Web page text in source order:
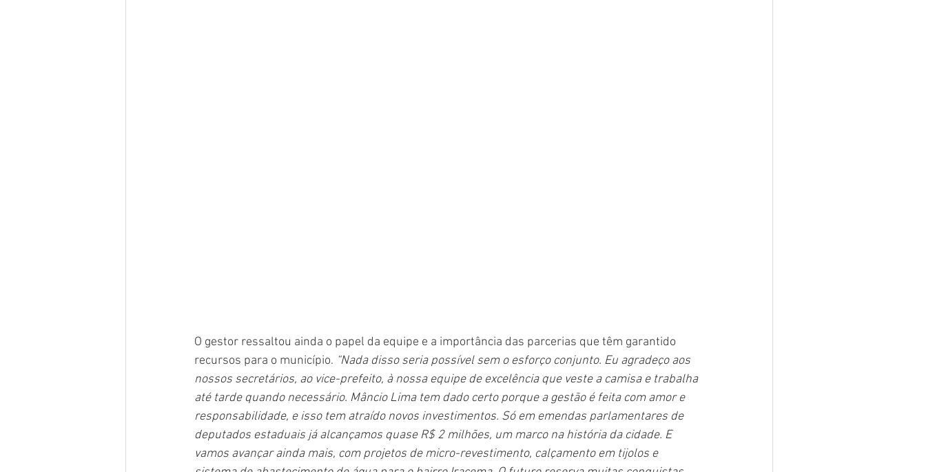
O gestor ressaltou ainda o papel da equipe e a importância das parcerias que têm garantido
recursos para o município. “Nada disso seria possível sem o esforço conjunto. Eu agradeço aos
nossos secretários, ao vice-prefeito, à nossa equipe de excelência que veste a camisa e trabalha
até tarde quando necessário. Mâncio Lima tem dado certo porque a gestão é feita com amor e
responsabilidade, e isso tem atraído novos investimentos. Só em emendas parlamentares de
deputados estaduais já alcançamos quase R$ 2 milhões, um marco na história da cidade. E
vamos avançar ainda mais, com projetos de micro-revestimento, calçamento em tijolos e